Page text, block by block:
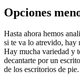
Opciones
Hasta ahora hemos
si te va lo atrevido, hay
Hay mucha variedad y
decantarte por un
de los escritorios de pie.